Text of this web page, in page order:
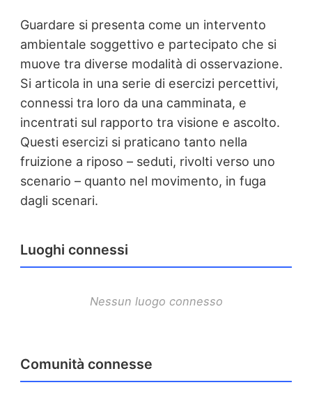
Guardare si presenta come un intervento
ambientale soggettivo e partecipato che si
muove tra diverse modalità di osservazione.
Si articola in una serie di esercizi percettivi,
connessi tra loro da una camminata, e
incentrati sul rapporto tra visione e ascolto.
Questi esercizi si praticano tanto nella
fruizione a riposo – seduti, rivolti verso uno
scenario – quanto nel movimento, in fuga
dagli scenari.
Luoghi connessi
Nessun luogo connesso
Comunità connesse